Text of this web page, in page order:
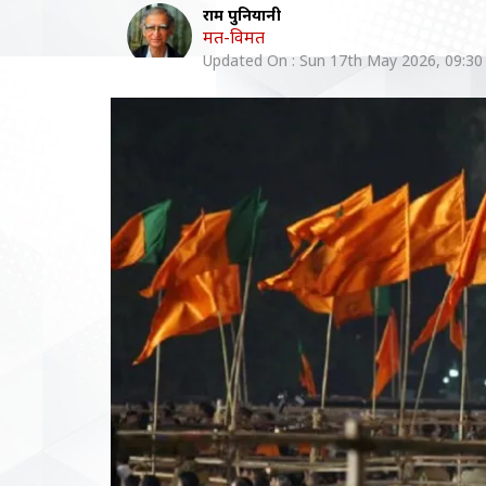
राम पुनियानी
मत-विमत
Updated On : Sun 17th May 2026,